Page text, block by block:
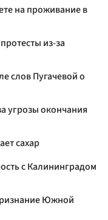
на проживание в
из-за
слов Пугачевой о
угрозы окончания
сахар
с Калининградом
Южной